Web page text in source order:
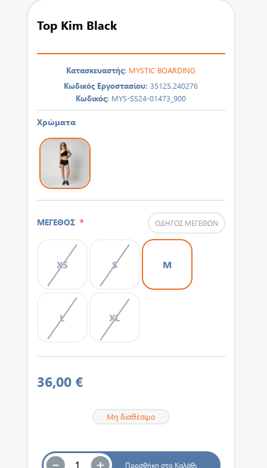
Top Kim Black
Κατασκευαστής: MYSTIC BOARDING
Κωδικός Εργοστασίου: 35125.240276
Κωδικός: MYS-SS24-01473_900
Χρώματα
ΜΕΓΕΘΟΣ * ΟΔΗΓΌΣ ΜΕΓΕΘΏΝ
XS S M
L XL
36,00 €
Μη διαθέσιμο